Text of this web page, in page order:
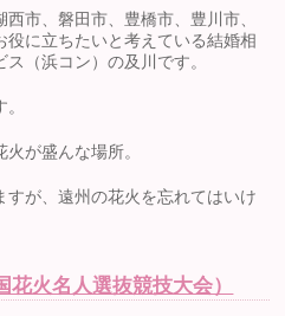
市、磐田市、豊橋市、豊川市、
に立ちたいと考えている結婚相
（浜コン）の及川です。
が盛んな場所。
が、遠州の花火を忘れてはいけ
火名人選抜競技大会）